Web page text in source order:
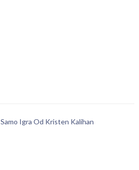
Samo Igra Od Kristen Kalihan